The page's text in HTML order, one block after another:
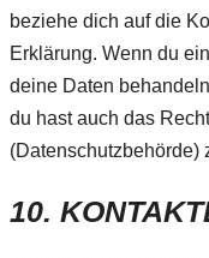
beziehe dich auf die
Erklärung. Wenn du
deine Daten
du hast auch das
(Datenschutzbehörde)
10.